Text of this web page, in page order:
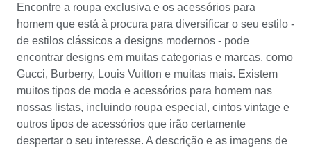
Encontre a roupa exclusiva e os acessórios para
homem que está à procura para diversificar o seu estilo -
de estilos clássicos a designs modernos - pode
encontrar designs em muitas categorias e marcas, como
Gucci, Burberry, Louis Vuitton e muitas mais. Existem
muitos tipos de moda e acessórios para homem nas
nossas listas, incluindo roupa especial, cintos vintage e
outros tipos de acessórios que irão certamente
despertar o seu interesse. A descrição e as imagens de